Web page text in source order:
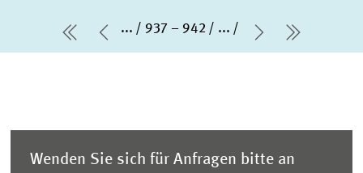
erste Seite
Vorherige Seite
... 937 – 942 ...
Nächste
letzte
Wenden Sie sich für Anfragen bitte an